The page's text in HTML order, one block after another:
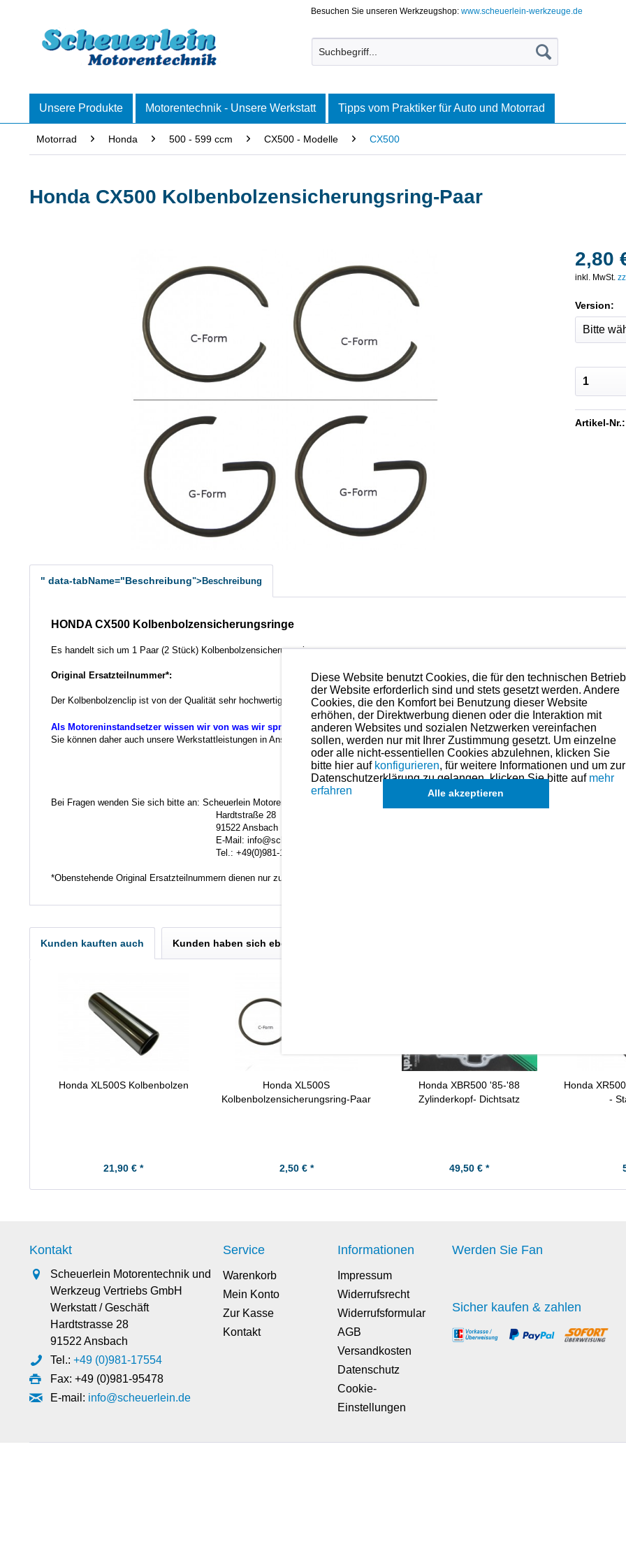
Besuchen Sie unseren Werkzeugshop:www.scheuerlein-werkzeuge.de
Unsere Produkte Motorentechnik - Unsere Werkstatt Tipps vom Praktiker für Auto und Motorrad
Motorrad Honda 500 - 599 ccm CX500 - Modelle CX500
Honda CX500 Kolbenbolzensicherungsring-Paar
2,80
inkl. MwSt.
Version:
Artikel-Nr.:
" data-tabName="Beschreibung">Beschreibung
HONDA CX500 Kolbenbolzensicherungsringe
Es handelt sich um 1 Paar (2 Stück) Kolbenbolzensicherungsringe.
Original Ersatzteilnummer*:
Der Kolbenbolzenclip ist von der Qualität sehr hochwertig und kann bedenkenlos verbaut werden.
Als Motoreninstandsetzer wissen wir von was wir sprechen.
Sie können daher auch unsere Werkstattleistungen in Anspruch nehmen. Preise hierzu finden Sie in der Kategorien-Übersicht links oder
Kolbenringe, Kolben und andere Teile für dieses Modell sind (falls
in der übergeordneten Kategorie zu finden.
Bei Fragen wenden Sie sich bitte an: Scheuerlein Motorentechnik
Hardtstraße 28
91522 Ansbach
E-Mail: info@scheuerlein.de
Tel.: +49(0)981-17554
*Obenstehende Original Ersatzteilnummern dienen nur zu Vergleichszwecken.
Kunden kauften auch Kunden haben sich ebenfalls angesehen
Honda XL500S Kolbenbolzen
21,90 € *
Honda XL500S
Kolbenbolzensicherungsring-Paar
2,50 € *
Honda XBR500 '85-'88
Zylinderkopf- Dichtsatz
49,50 € *
Honda
-
Kontakt
Scheuerlein Motorentechnik und
Werkzeug Vertriebs GmbH
Werkstatt / Geschäft
Hardtstrasse 28
91522 Ansbach
Tel.: +49 (0)981-17554
Fax: +49 (0)981-95478
E-mail: info@scheuerlein.de
Service
Warenkorb
Mein Konto
Zur Kasse
Kontakt
Informationen
Impressum
Widerrufsrecht
Widerrufsformular
AGB
Versandkosten
Datenschutz
Cookie-
Einstellungen
Werden Sie Fan
Sicher kaufen & zahlen
Diese Website benutzt Cookies, die für den technischen Betrieb
der Website erforderlich sind und stets gesetzt werden. Andere
Cookies, die den Komfort bei Benutzung dieser Website
erhöhen, der Direktwerbung dienen oder die Interaktion mit
anderen Websites und sozialen Netzwerken vereinfachen
sollen, werden nur mit Ihrer Zustimmung gesetzt. Um einzelne
oder alle nicht-essentiellen Cookies abzulehnen, klicken Sie
bitte hier auf konfigurieren, für weitere Informationen und um zur
Datenschutzerklärung zu gelangen, klicken Sie bitte auf mehr
erfahren
Alle akzeptieren